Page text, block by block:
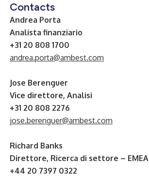
Contacts
Andrea Porta
Analista finanziario
+31 20 808 1700
andrea.porta@ambest.com
Jose Berenguer
Vice direttore, Analisi
+31 20 808 2276
jose.berenguer@ambest.com
Richard Banks
Direttore, Ricerca di settore – EMEA
+44 20 7397 0322